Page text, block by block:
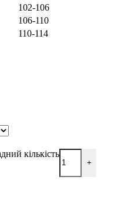
102-106
106-110
110-114
кількість
+